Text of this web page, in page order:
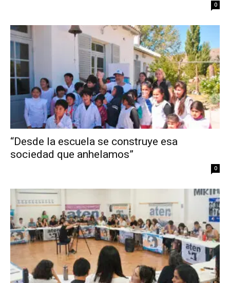
0
“Desde la escuela se construye esa
sociedad que anhelamos”
0